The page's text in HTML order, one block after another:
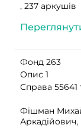
, 237 аркушів
Фонд 263
Опис 1
Справа 55641
Фішман